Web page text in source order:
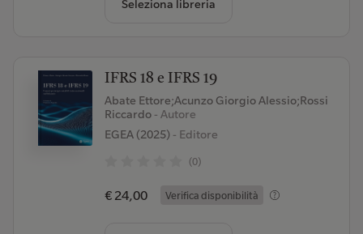
Seleziona libreria
IFRS 18 e IFRS 19
Abate Ettore;Acunzo Giorgio Alessio;Rossi
Riccardo - Autore
EGEA (2025)- Editore
(0)
€ 24,00 Verifica disponibilità